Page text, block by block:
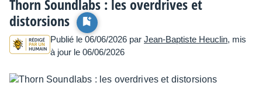
Thorn Soundlabs : les overdrives et
distorsions
Publié le 06/06/2026 par Jean-Baptiste Heuclin, mis
à jour le 06/06/2026